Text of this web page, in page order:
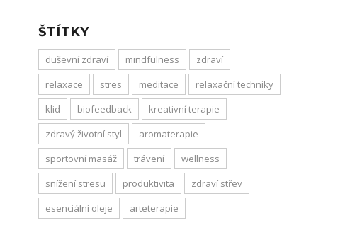
ŠTÍTKY
duševní zdraví mindfulness
zdraví
relaxace
stres meditace
relaxační techniky
klid
biofeedback
kreativní terapie
zdravý životní styl
aromaterapie
sportovní masáž
trávení
wellness
snížení stresu
produktivita
zdraví střev
esenciální oleje
arteterapie